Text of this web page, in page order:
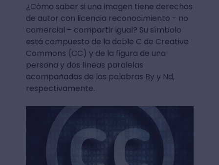
¿Cómo saber si una imagen tiene derechos
de autor con licencia reconocimiento - no
comercial – compartir igual? Su símbolo
está compuesto de la doble C de Creative
Commons (CC) y de la figura de una
persona y dos líneas paralelas
acompañadas de las palabras By y Nd,
respectivamente.